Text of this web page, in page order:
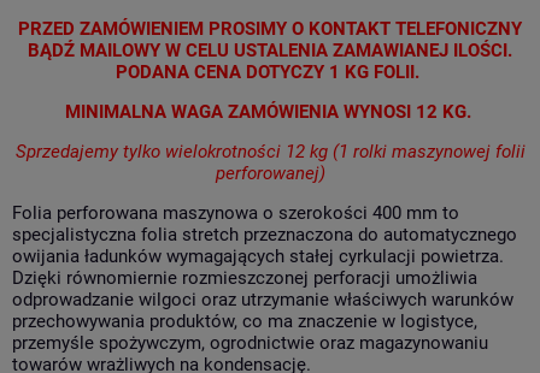
PRZED ZAMÓWIENIEM PROSIMY O KONTAKT TELEFONICZNY
BĄDŹ MAILOWY W CELU USTALENIA ZAMAWIANEJ ILOŚCI.
PODANA CENA DOTYCZY 1 KG FOLII.
MINIMALNA WAGA ZAMÓWIENIA WYNOSI 12 KG.
Sprzedajemy tylko wielokrotności 12 kg (1 rolki maszynowej folii
perforowanej)
Folia perforowana maszynowa o szerokości 400 mm to
specjalistyczna folia stretch przeznaczona do automatycznego
owijania ładunków wymagających stałej cyrkulacji powietrza.
Dzięki równomiernie rozmieszczonej perforacji umożliwia
odprowadzanie wilgoci oraz utrzymanie właściwych warunków
przechowywania produktów, co ma znaczenie w logistyce,
przemyśle spożywczym, ogrodnictwie oraz magazynowaniu
towarów wrażliwych na kondensację.